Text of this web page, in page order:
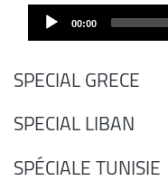
Audio
Player 00:00
SPECIAL GRECE
SPECIAL LIBAN
SPÉCIALE TUNISIE